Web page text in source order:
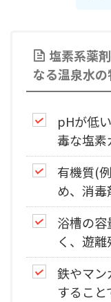
塩素系薬
なる温泉水の
pHが低
毒な塩素
有機質(
め、消
浴槽の
く、遊
鉄やマン
すること